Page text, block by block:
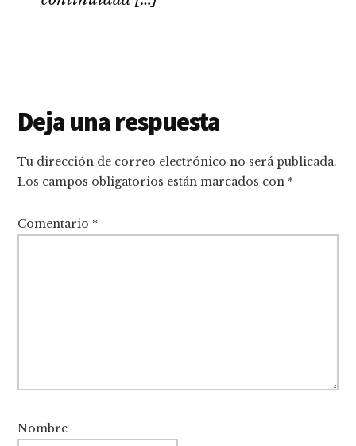
Interacciones
con
los
Deja una respuesta
Tu dirección de correo electrónico no será publicada.
Los campos obligatorios están marcados con *
Comentario *
Nombre